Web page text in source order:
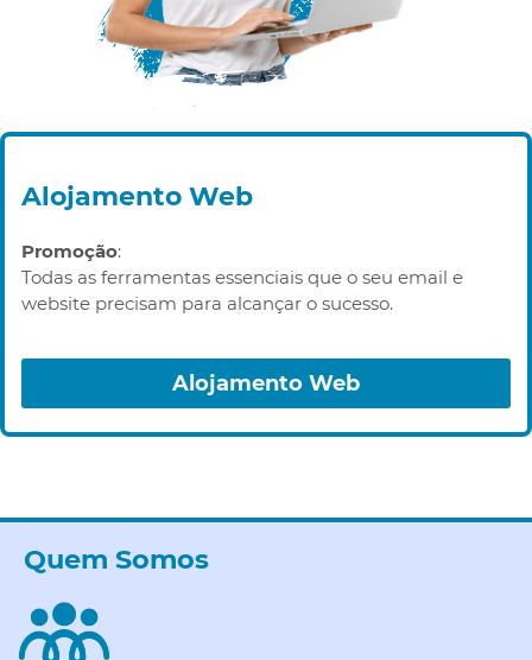
Alojamento Web
Promoção:
Todas as ferramentas essenciais que o seu email e
website precisam para alcançar o sucesso.
Alojamento Web
Quem Somos